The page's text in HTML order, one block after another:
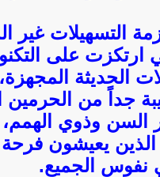
التسهيلات غير
ارتكزت على
الحديثة
جداً من
السن وذوي
يعيشون فرحة
نفوس الجميع.